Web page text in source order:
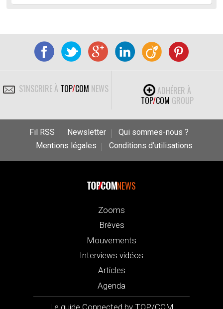
S'INSCRIRE À TOP/COM NEWS
ADHÉRER À
TOP/COM GROUP
Fil RSS Newsletter
Qui sommes-nous ?
Mentions légales
Conditions d’utilisations
NEWS
Zooms
Brèves
Mouvements
Interviews vidéos
Articles
Agenda